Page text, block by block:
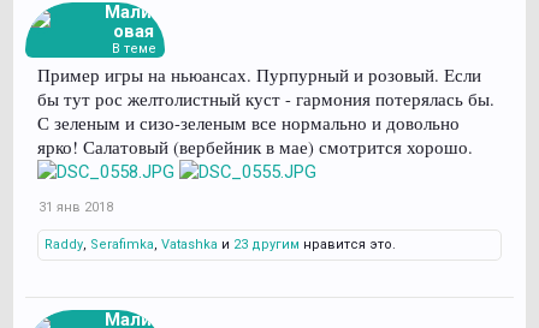
Малин
овая
В теме
Пример игры на ньюансах. Пурпурный и розовый. Если
бы тут рос желтолистный куст - гармония потерялась бы.
С зеленым и сизо-зеленым все нормально и довольно
ярко! Салатовый (вербейник в мае) смотрится хорошо.
31 янв 2018
Raddy, Serafimka, Vatashka и 23 другим нравится это.
Малин